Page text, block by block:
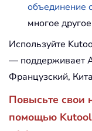
объединение
многое другое
Используйте
— поддерживает
Французский,
Повысьте свои
помощью